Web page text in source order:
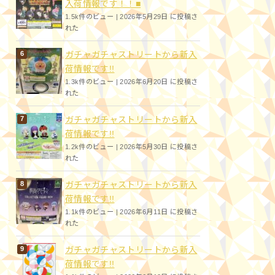
入荷情報です！！■
1.5k件のビュー |2026年5月29日 に投稿さ
れた
ガチャガチャストリートから新入
荷情報です!!
1.3k件のビュー|2026年6月20日 に投稿さ
れた
ガチャガチャストリートから新入
荷情報です!!
1.2k件のビュー |2026年5月30日 に投稿さ
れた
ガチャガチャストリートから新入
荷情報です!!
1.1k件のビュー|2026年6月11日 に投稿さ
れた
ガチャガチャストリートから新入
荷情報です!!